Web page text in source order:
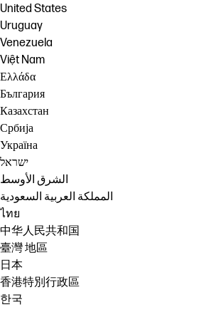
United States
Uruguay
Venezuela
Việt Nam
Ελλάδα
България
Казахстан
Србија
Україна
ישראל
الشرق الأوسط
المملكة العربية السعودية
ไทย
中华人民共和国
臺灣 地區
日本
香港特別行政區
한국